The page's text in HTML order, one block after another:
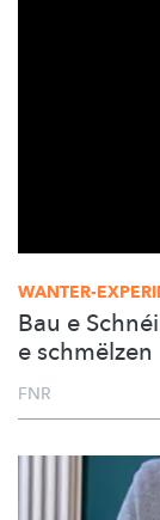
WANTER-
Bau e
e schmëlzen
FNR